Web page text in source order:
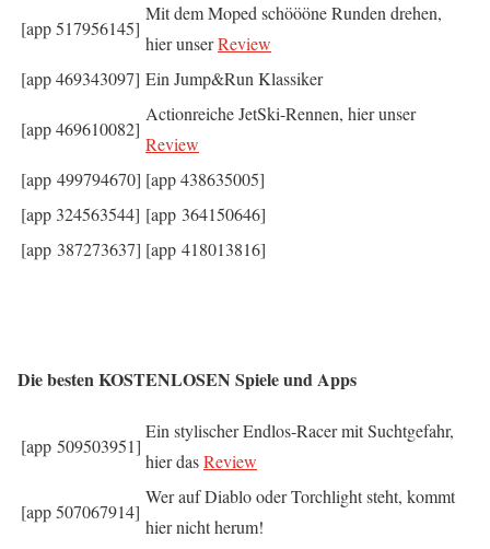
[app 517956145]
Mit dem Moped schöööne Runden drehen,
hier unserReview
[app 469343097] Ein Jump&Run Klassiker
[app 469610082]
Actionreiche JetSki-Rennen, hier unser
Review
[app 499794670] [app 438635005]
[app 324563544] [app 364150646]
[app 387273637] [app 418013816]
Die besten KOSTENLOSEN Spiele und Apps
[app 509503951]
Ein stylischer Endlos-Racer mit Suchtgefahr,
hier dasReview
[app 507067914]
Wer auf Diablo oder Torchlight steht, kommt
hier nicht herum!